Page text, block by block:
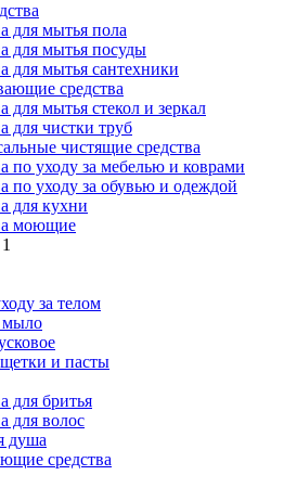
для мытья пола
для мытья посуды
для мытья сантехники
средства
для мытья стекол и зеркал
для чистки труб
чистящие средства
по уходу за мебелью и коврами
по уходу за обувью и одеждой
для кухни
моющие
за телом
и пасты
для бритья
для волос
душа
средства